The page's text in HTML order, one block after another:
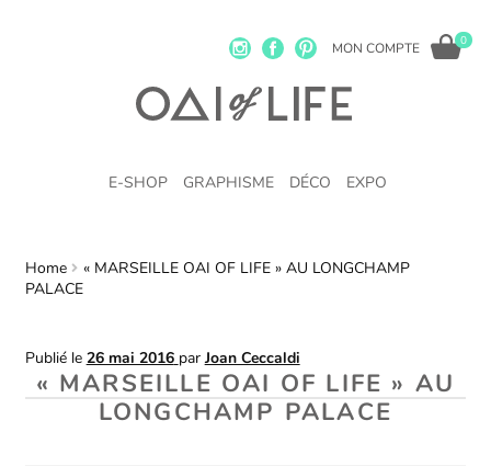
MON COMPTE 0
E-SHOP GRAPHISME DÉCO EXPO
Home
« MARSEILLE OAI OF LIFE » AU LONGCHAMP
PALACE
Publié le 26 mai 2016 parJoan Ceccaldi
« MARSEILLE OAI OF LIFE » AU
LONGCHAMP PALACE